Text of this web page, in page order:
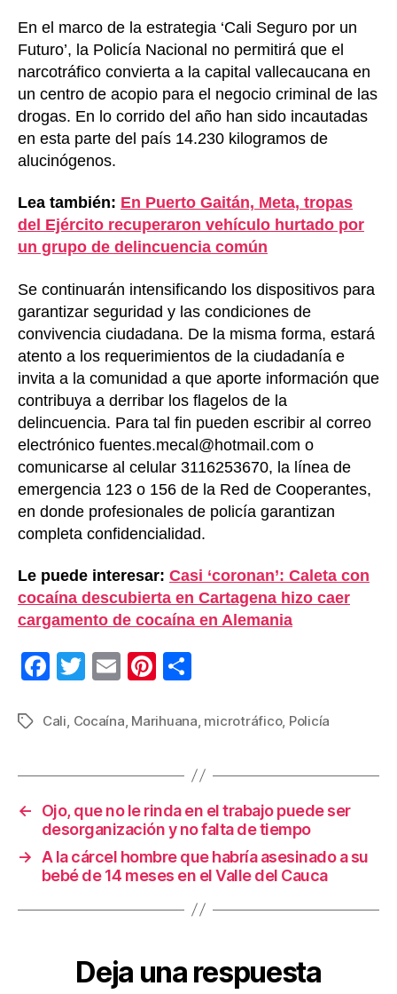
En el marco de la estrategia ‘Cali Seguro por un
Futuro’, la Policía Nacional no permitirá que el
narcotráfico convierta a la capital vallecaucana en
un centro de acopio para el negocio criminal de las
drogas. En lo corrido del año han sido incautadas
en esta parte del país 14.230 kilogramos de
alucinógenos.
Lea también: En Puerto Gaitán, Meta, tropas
del Ejército recuperaron vehículo hurtado por
un grupo de delincuencia común
Se continuarán intensificando los dispositivos para
garantizar seguridad y las condiciones de
convivencia ciudadana. De la misma forma, estará
atento a los requerimientos de la ciudadanía e
invita a la comunidad a que aporte información que
contribuya a derribar los flagelos de la
delincuencia. Para tal fin pueden escribir al correo
electrónico fuentes.mecal@hotmail.com o
comunicarse al celular 3116253670, la línea de
emergencia 123 o 156 de la Red de Cooperantes,
en donde profesionales de policía garantizan
completa confidencialidad.
Le puede interesar: Casi ‘coronan’: Caleta con
cocaína descubierta en Cartagena hizo caer
cargamento de cocaína en Alemania
F
c
b
o
o
k
T
tt
E
ail
Pi
er
st
m
ar
tir
Etiquetas
Cali Cocaína Marihuana microtráfico, Policía
←
Ojo, que no le rinda en el trabajo puede ser
desorganización y no falta de tiempo
→
A la cárcel hombre que habría asesinado a su
bebé de 14 meses en el Valle del Cauca
Deja una respuesta